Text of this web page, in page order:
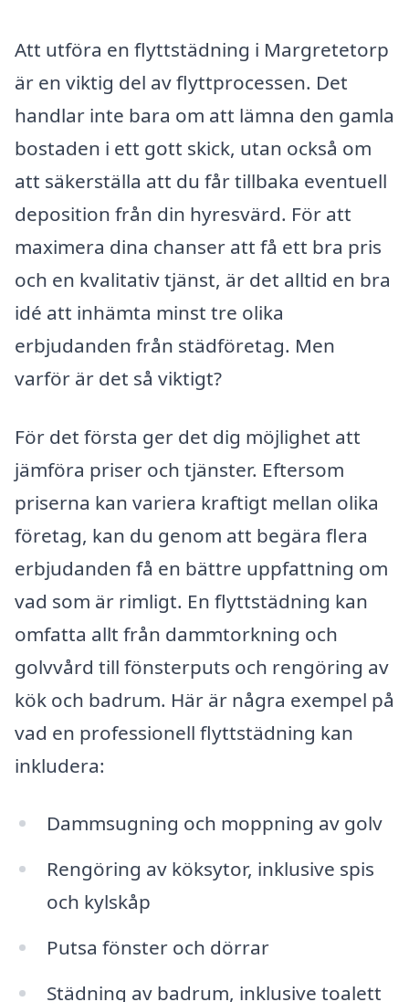
Att utföra en flyttstädning i Margretetorp
är en viktig del av flyttprocessen. Det
handlar inte bara om att lämna den gamla
bostaden i ett gott skick, utan också om
att säkerställa att du får tillbaka eventuell
deposition från din hyresvärd. För att
maximera dina chanser att få ett bra pris
och en kvalitativ tjänst, är det alltid en bra
idé att inhämta minst tre olika
erbjudanden från städföretag. Men
varför är det så viktigt?
För det första ger det dig möjlighet att
jämföra priser och tjänster. Eftersom
priserna kan variera kraftigt mellan olika
företag, kan du genom att begära flera
erbjudanden få en bättre uppfattning om
vad som är rimligt. En flyttstädning kan
omfatta allt från dammtorkning och
golvvård till fönsterputs och rengöring av
kök och badrum. Här är några exempel på
vad en professionell flyttstädning kan
inkludera:
Dammsugning och moppning av golv
Rengöring av köksytor, inklusive spis
och kylskåp
Putsa fönster och dörrar
Städning av badrum, inklusive toalett